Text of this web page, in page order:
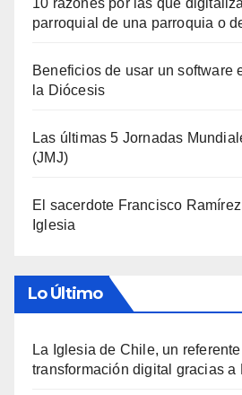
10 razones por las que
parroquial de una parroquia o
Beneficios de usar un software
la Diócesis
Las últimas 5 Jornadas
(JMJ)
El sacerdote Francisco
Iglesia
Lo Último
La Iglesia de Chile, un
transformación digital gracias a